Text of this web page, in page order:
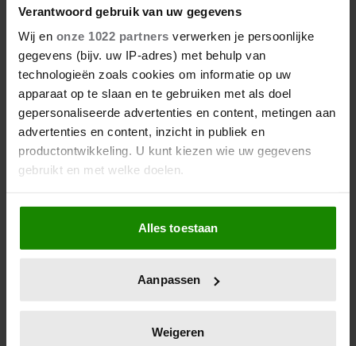
Verantwoord gebruik van uw gegevens
Wij en onze 1022 partners verwerken je persoonlijke
gegevens (bijv. uw IP-adres) met behulp van
technologieën zoals cookies om informatie op uw
apparaat op te slaan en te gebruiken met als doel
gepersonaliseerde advertenties en content, metingen aan
advertenties en content, inzicht in publiek en
productontwikkeling. U kunt kiezen wie uw gegevens
gebruikt en met welke doelen.
Als u het toestaat, willen we ook graag:
Informatie verzamelen over uw geografische
locatie, die tot een paar meter nauwkeurig kan zijn
scannen op specifieke eigenschappen (fingerprinting)
verwerkt en stel uw voorkeuren in het
Alles toestaan
Aanpassen
Weigeren